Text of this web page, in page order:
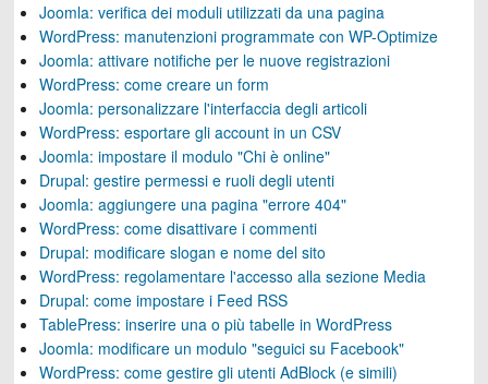
Joomla: verifica dei moduli utilizzati da una pagina
WordPress: manutenzioni programmate con WP-Optimize
Joomla: attivare notifiche per le nuove registrazioni
WordPress: come creare un form
Joomla: personalizzare l'interfaccia degli articoli
WordPress: esportare gli account in un CSV
Joomla: impostare il modulo "Chi è online"
Drupal: gestire permessi e ruoli degli utenti
Joomla: aggiungere una pagina "errore 404"
WordPress: come disattivare i commenti
Drupal: modificare slogan e nome del sito
WordPress: regolamentare l'accesso alla sezione Media
Drupal: come impostare i Feed RSS
TablePress: inserire una o più tabelle in WordPress
Joomla: modificare un modulo "seguici su Facebook"
WordPress: come gestire gli utenti AdBlock (e simili)